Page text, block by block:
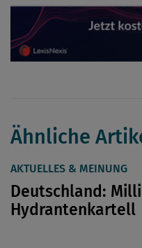
Ähnliche
AKTUELLES & MEINUNG
Deutschland:
Hydrantenkartell